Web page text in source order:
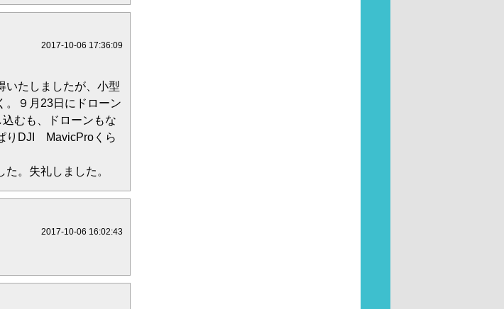
2017-10-06 17:36:09
いたしましたが、小型
。９月23日にドローン
むも、ドローンもな
りDJI MavicProくら
。失礼しました。
2017-10-06 16:02:43